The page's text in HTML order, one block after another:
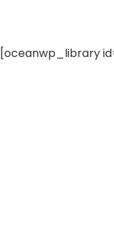
[oceanwp_library